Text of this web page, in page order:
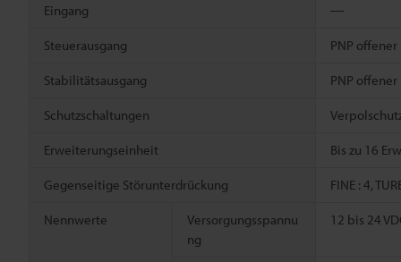
Eingang ―
Steuerausgang PNP offener
Stabilitätsausgang PNP offener
Schutzschaltungen
Erweiterungseinheit Bis zu 16
Gegenseitige Störunterdrückung FINE : 4,
Nennwerte
Versorgungsspannu
ng
12 bis 24